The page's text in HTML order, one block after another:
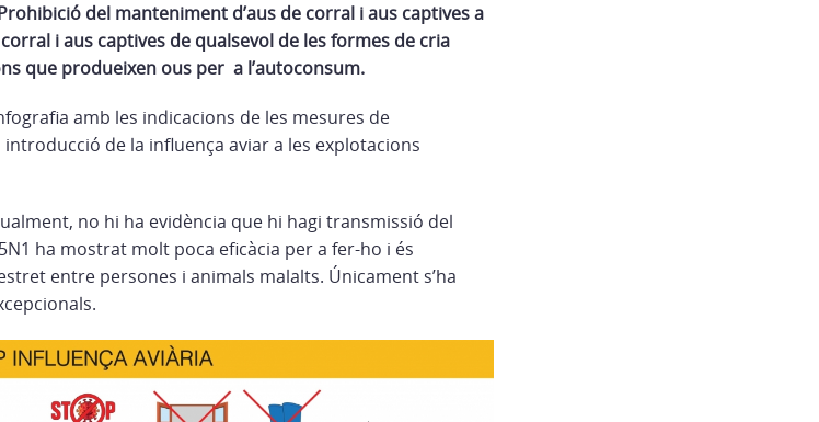
del manteniment d’aus de corral i aus captives a
i aus captives de qualsevol de les formes de cria
que produeixen ous per a l’autoconsum.
amb les indicacions de les mesures de
de la influença aviar a les explotacions
no hi ha evidència que hi hagi transmissió del
ha mostrat molt poca eficàcia per a fer-ho i és
entre persones i animals malalts. Únicament s’ha